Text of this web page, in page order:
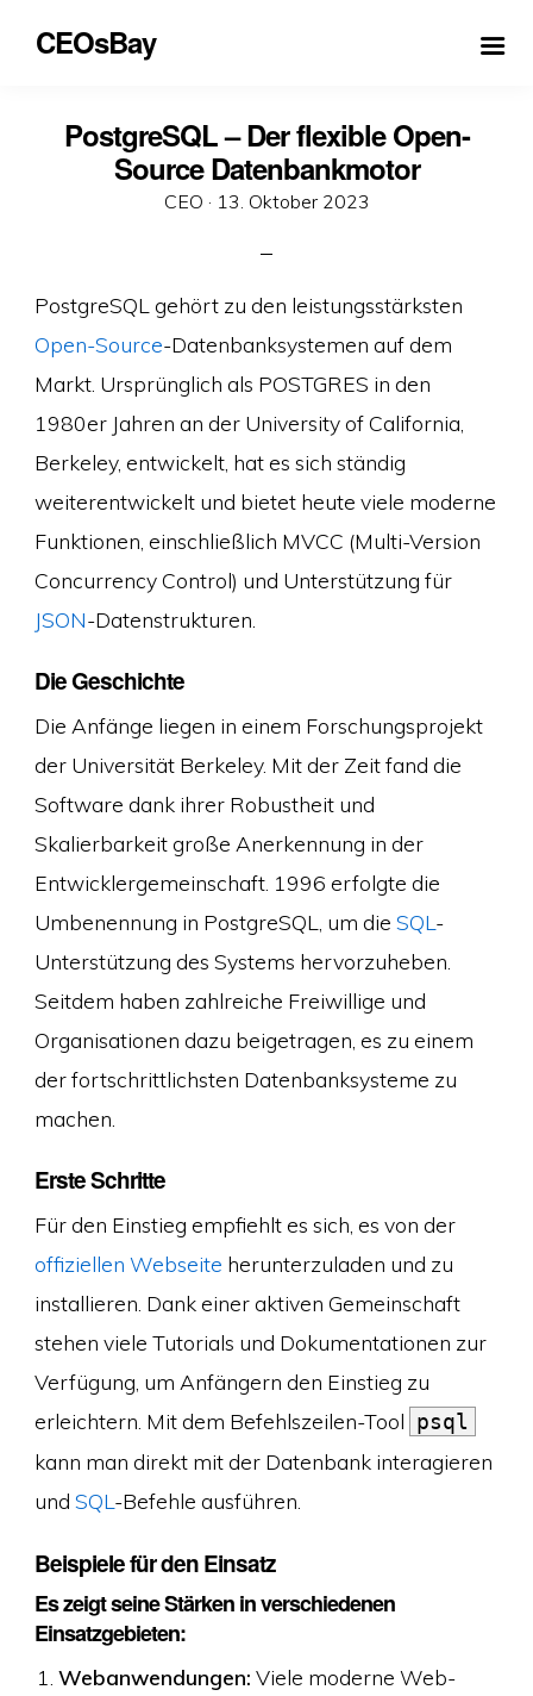
CEOsBay
PostgreSQL – Der flexible Open-
Source Datenbankmotor
CEO · Veröffentlicht
13. Oktober 2023
PostgreSQL gehört zu den leistungsstärksten
Open-Source-Datenbanksystemen auf dem
Markt. Ursprünglich als POSTGRES in den
1980er Jahren an der University of California,
Berkeley, entwickelt, hat es sich ständig
weiterentwickelt und bietet heute viele moderne
Funktionen, einschließlich MVCC (Multi-Version
Concurrency Control) und Unterstützung für
JSON-Datenstrukturen.
Die Geschichte
Die Anfänge liegen in einem Forschungsprojekt
der Universität Berkeley. Mit der Zeit fand die
Software dank ihrer Robustheit und
Skalierbarkeit große Anerkennung in der
Entwicklergemeinschaft. 1996 erfolgte die
Umbenennung in PostgreSQL, um die SQL -
Unterstützung des Systems hervorzuheben.
Seitdem haben zahlreiche Freiwillige und
Organisationen dazu beigetragen, es zu einem
der fortschrittlichsten Datenbanksysteme zu
machen.
Erste Schritte
Für den Einstieg empfiehlt es sich, es von der
offiziellen Webseite herunterzuladen und zu
installieren. Dank einer aktiven Gemeinschaft
stehen viele Tutorials und Dokumentationen zur
Verfügung, um Anfängern den Einstieg zu
erleichtern. Mit dem Befehlszeilen-Tool psql
kann man direkt mit der Datenbank interagieren
und SQL -Befehle ausführen.
Beispiele für den Einsatz
Es zeigt seine Stärken in verschiedenen
Einsatzgebieten:
Webanwendungen: Viele moderne Web-